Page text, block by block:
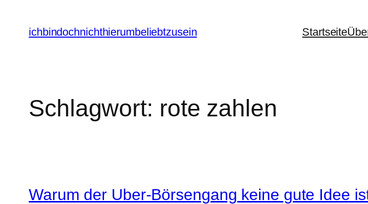
Inhalt
springen
ichbindochnichthierumbeliebtzusein Startseite
Schlagwort: rote zahlen
Warum der Uber-Börsengang keine gute Idee